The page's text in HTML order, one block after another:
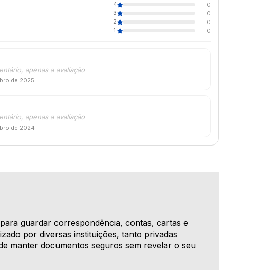
4
0
3
0
2
0
1
0
apenas a avaliação
de 2025
apenas a avaliação
de 2024
guardar correspondência, contas, cartas e
por diversas instituições, tanto privadas
manter documentos seguros sem revelar o seu